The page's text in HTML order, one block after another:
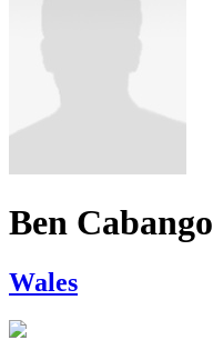
Ben Cabango
Wales